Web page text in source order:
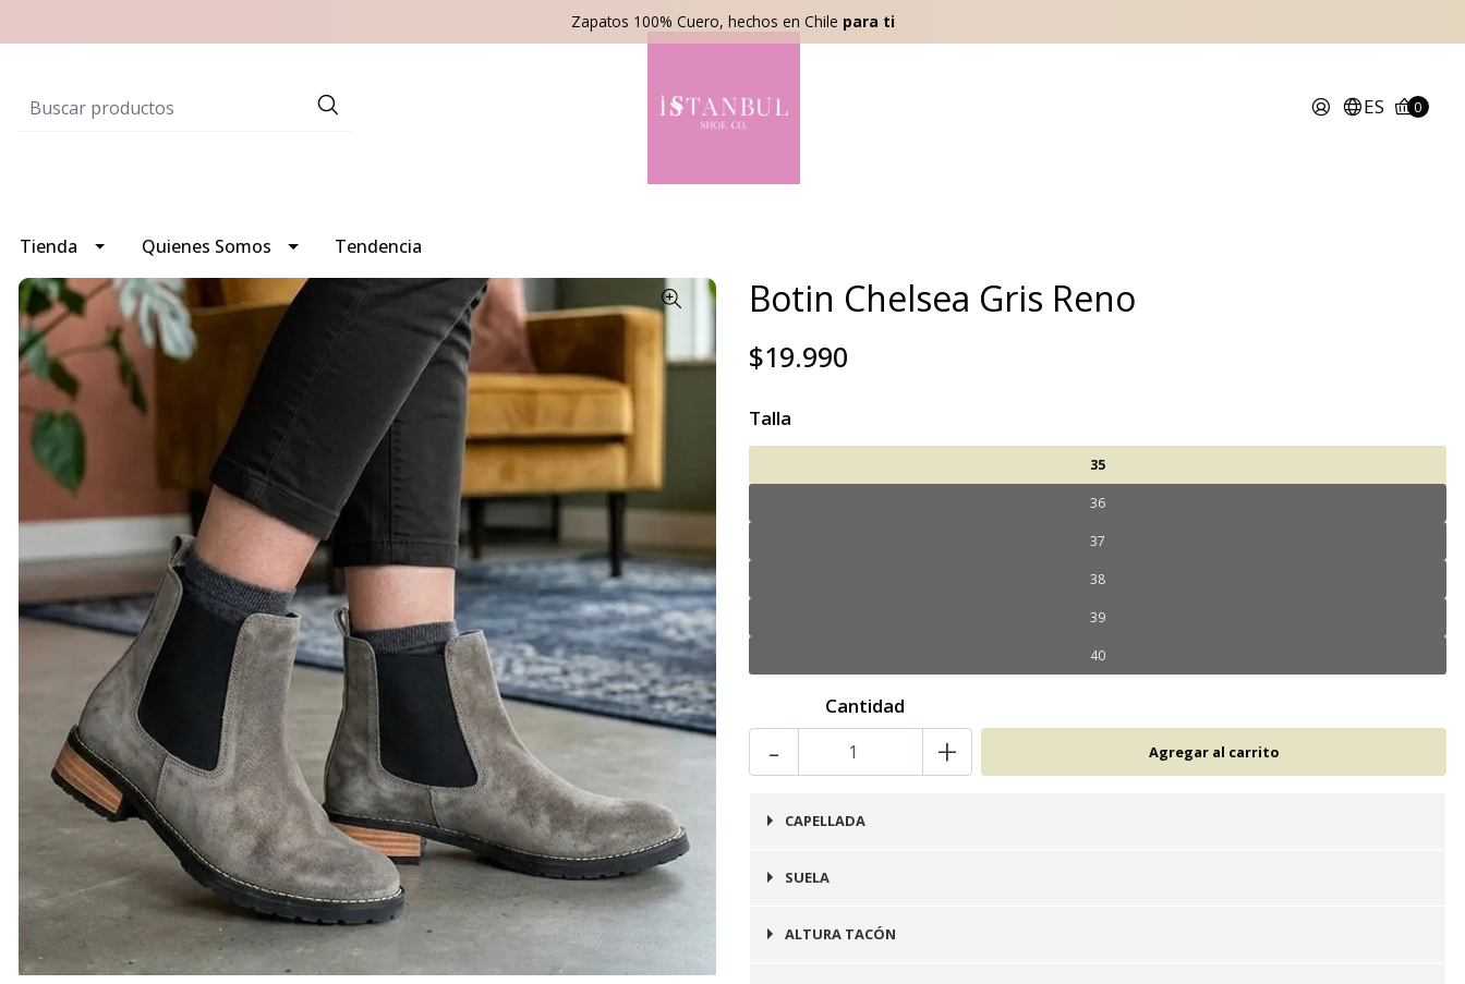
Zapatos 100% Cuero, hechos en Chile para ti
ES 0
Tienda Quienes Somos Tendencia
Botin Chelsea Gris Reno
$19.990
Talla
35
36
37
38
39
40
Cantidad
- +
CAPELLADA
Cuero
SUELA
Goma
ALTURA TACÓN